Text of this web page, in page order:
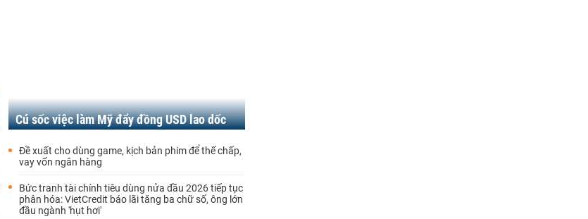
Cú sốc việc làm Mỹ đẩy đồng USD lao dốc
Đề xuất cho dùng game, kịch bản phim để thế chấp,
vay vốn ngân hàng
Bức tranh tài chính tiêu dùng nửa đầu 2026 tiếp tục
phân hóa: VietCredit báo lãi tăng ba chữ số, ông lớn
đầu ngành 'hụt hơi'